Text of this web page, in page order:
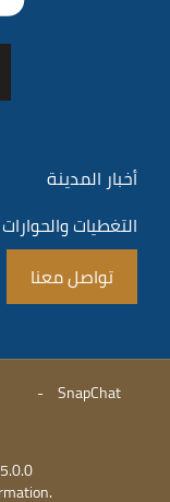
أخبار المدينة
التغطيات والحوارات
تواصل معنا
SnapChat
-